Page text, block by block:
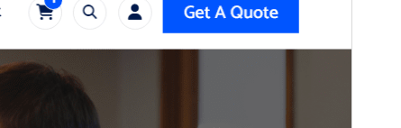
Tai temos SoftMe potemė.
Versija
Aktyvių instaliacijų